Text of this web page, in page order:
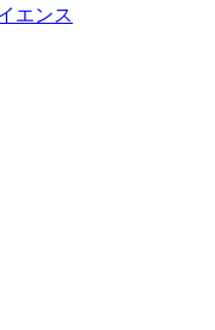
エンス